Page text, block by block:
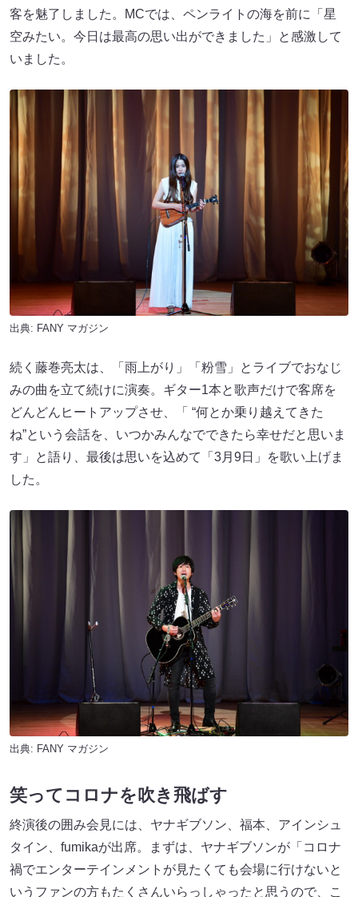
客を魅了しました。MCでは、ペンライトの海を前に「星
空みたい。今日は最高の思い出ができました」と感激して
いました。
出典: FANY マガジン
続く藤巻亮太は、「雨上がり」「粉雪」とライブでおなじ
みの曲を立て続けに演奏。ギター1本と歌声だけで客席を
どんどんヒートアップさせ、「 “何とか乗り越えてきた
ね”という会話を、いつかみんなでできたら幸せだと思いま
す」と語り、最後は思いを込めて「3月9日」を歌い上げま
した。
出典: FANY マガジン
笑ってコロナを吹き飛ばす
終演後の囲み会見には、ヤナギブソン、福本、アインシュ
タイン、fumikaが出席。まずは、ヤナギブソンが「コロナ
禍でエンターテインメントが見たくても会場に行けないと
いうファンの方もたくさんいらっしゃったと思うので、こ